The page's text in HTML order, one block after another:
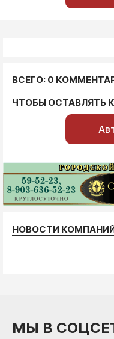
ВСЕГО: 0
ЧТОБЫ ОСТАВЛЯТЬ
НОВОСТИ
МЫ В